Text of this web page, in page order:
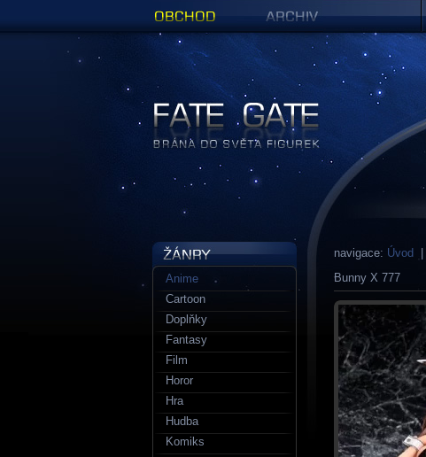
navigace: Úvod
Bunny X 777
Anime
Cartoon
Doplňky
Fantasy
Film
Horor
Hra
Hudba
Komiks
Figurky a sošky | Fate Gate